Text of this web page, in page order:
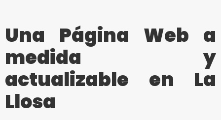
Una Página Web a
medida y
actualizable en La
Llosa